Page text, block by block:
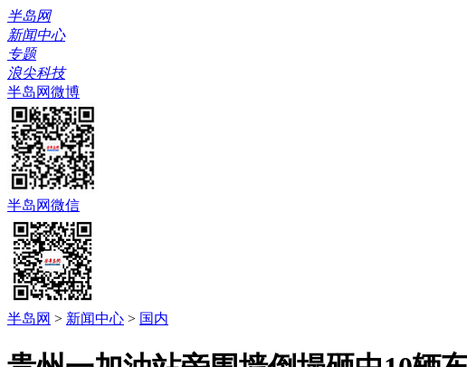
半岛网
新闻中心
专题
浪尖科技
半岛网微博
半岛网微信
半岛网 > 新闻中心 > 国内